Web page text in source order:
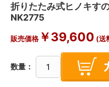
折りたたみ式ヒノキす
NK2775
販売価格￥39,600 (送
数量：